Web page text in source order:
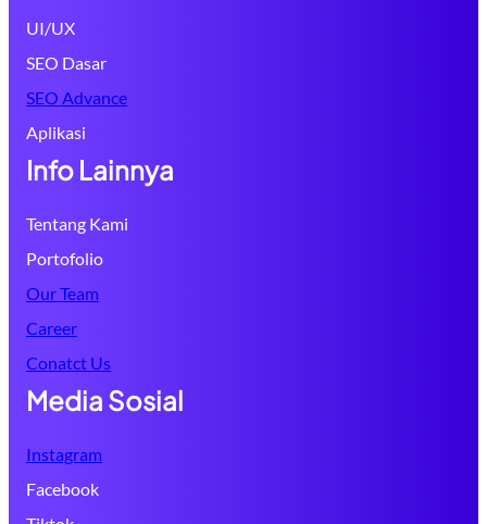
UI/UX
SEO Dasar
SEO Advance
Aplikasi
Info Lainnya
Tentang Kami
Portofolio
Our Team
Career
Conatct Us
Media Sosial
Instagram
Facebook